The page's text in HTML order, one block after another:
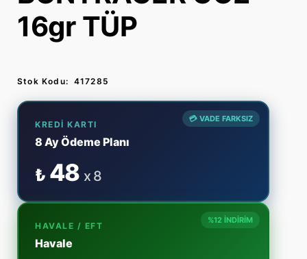
16gr TÜP
Stok Kodu: 417285
💳 VADE FARKSIZ
KREDI KARTI
8 Ay Ödeme Planı
₺ 48 x 8
%12 İNDİRİM
HAVALE / EFT
Havale